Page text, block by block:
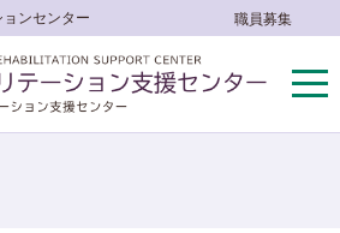
ンセンター 職員募集